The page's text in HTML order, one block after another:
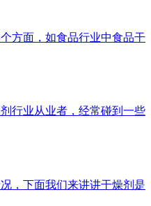
方面，如食品行业中食品干
行业从业者，经常碰到一些
，下面我们来讲讲干燥剂是